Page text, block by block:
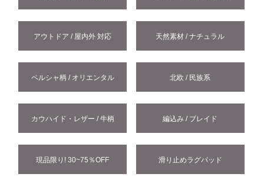
アウトドア / 屋内外 対応 天然素材 / ナチュラル
ペルシャ柄 / オリエンタル 北欧 / 民族系
カウハイド・レザー / 牛柄 編込み / ブレイド
現品限り! 30~75％OFF 滑り止めラグパッド